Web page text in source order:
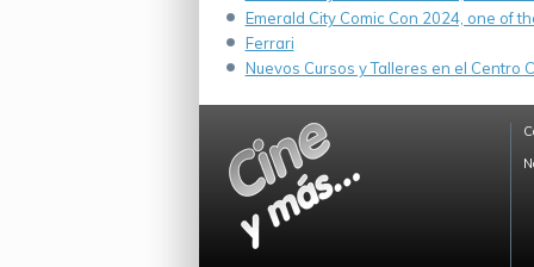
Emerald City Comic Con 2024, one of
Ferrari
Nuevos Cursos y Talleres en el Centro